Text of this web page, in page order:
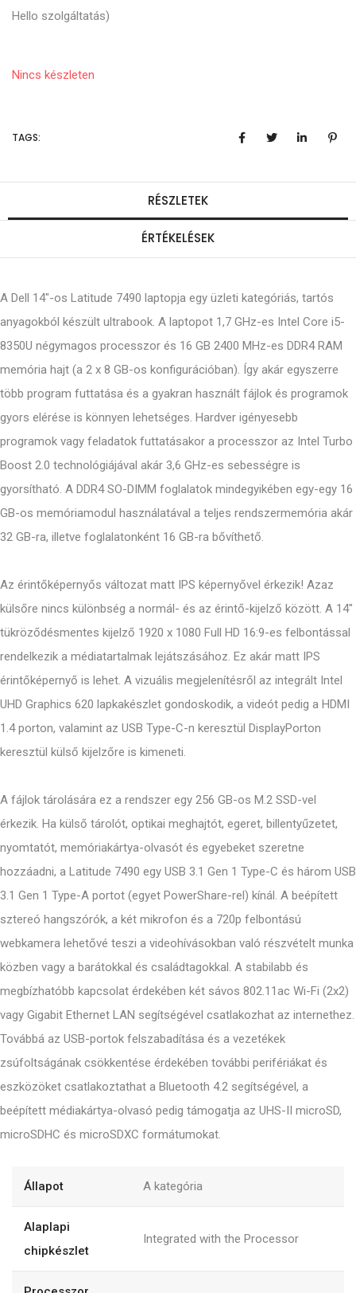
Hello szolgáltatás)
Nincs készleten
TAGS:
RÉSZLETEK
ÉRTÉKELÉSEK
A Dell 14"-os Latitude 7490 laptopja egy üzleti kategóriás, tartós
anyagokból készült ultrabook. A laptopot 1,7 GHz-es Intel Core i5-
8350U négymagos processzor és 16 GB 2400 MHz-es DDR4 RAM
memória hajt (a 2 x 8 GB-os konfigurációban). Így akár egyszerre
több program futtatása és a gyakran használt fájlok és programok
gyors elérése is könnyen lehetséges. Hardver igényesebb
programok vagy feladatok futtatásakor a processzor az Intel Turbo
Boost 2.0 technológiájával akár 3,6 GHz-es sebességre is
gyorsítható. A DDR4 SO-DIMM foglalatok mindegyikében egy-egy 16
GB-os memóriamodul használatával a teljes rendszermemória akár
32 GB-ra, illetve foglalatonként 16 GB-ra bővíthető.
Az érintőképernyős változat matt IPS képernyővel érkezik! Azaz
külsőre nincs különbség a normál- és az érintő-kijelző között. A 14"
tükröződésmentes kijelző 1920 x 1080 Full HD 16:9-es felbontással
rendelkezik a médiatartalmak lejátszásához. Ez akár matt IPS
érintőképernyő is lehet. A vizuális megjelenítésről az integrált Intel
UHD Graphics 620 lapkakészlet gondoskodik, a videót pedig a HDMI
1.4 porton, valamint az USB Type-C-n keresztül DisplayPorton
keresztül külső kijelzőre is kimeneti.
A fájlok tárolására ez a rendszer egy 256 GB-os M.2 SSD-vel
érkezik. Ha külső tárolót, optikai meghajtót, egeret, billentyűzetet,
nyomtatót, memóriakártya-olvasót és egyebeket szeretne
hozzáadni, a Latitude 7490 egy USB 3.1 Gen 1 Type-C és három USB
3.1 Gen 1 Type-A portot (egyet PowerShare-rel) kínál. A beépített
sztereó hangszórók, a két mikrofon és a 720p felbontású
webkamera lehetővé teszi a videohívásokban való részvételt munka
közben vagy a barátokkal és családtagokkal. A stabilabb és
megbízhatóbb kapcsolat érdekében két sávos 802.11ac Wi-Fi (2x2)
vagy Gigabit Ethernet LAN segítségével csatlakozhat az internethez.
Továbbá az USB-portok felszabadítása és a vezetékek
zsúfoltságának csökkentése érdekében további perifériákat és
eszközöket csatlakoztathat a Bluetooth 4.2 segítségével, a
beépített médiakártya-olvasó pedig támogatja az UHS-II microSD,
microSDHC és microSDXC formátumokat.
Állapot A kategória
Alaplapi
chipkészlet
Integrated with the Processor